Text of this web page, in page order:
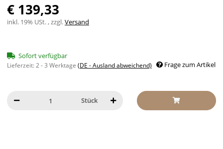
€ 139,33
inkl. 19% USt. , zzgl.Versand
Sofort verfügbar
Lieferzeit:2 - 3 Werktage (DE - Ausland abweichend) Frage zum Artikel
Stück